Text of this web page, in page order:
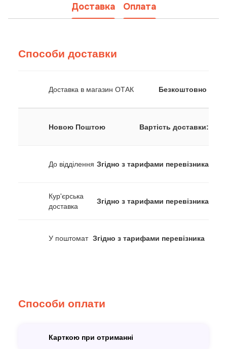
Доставка Оплата
Способи доставки
Доставка в магазин ОТАК Безкоштовно
Новою Поштою Вартість доставки:
До відділення Згідно з тарифами перевізника
Кур'єрська
доставка
Згідно з тарифами перевізника
У поштомат Згідно з тарифами перевізника
Способи оплати
Карткою при отриманні